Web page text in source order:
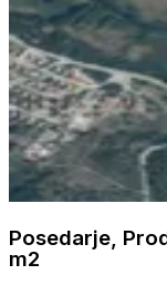
Posedarje,
m2